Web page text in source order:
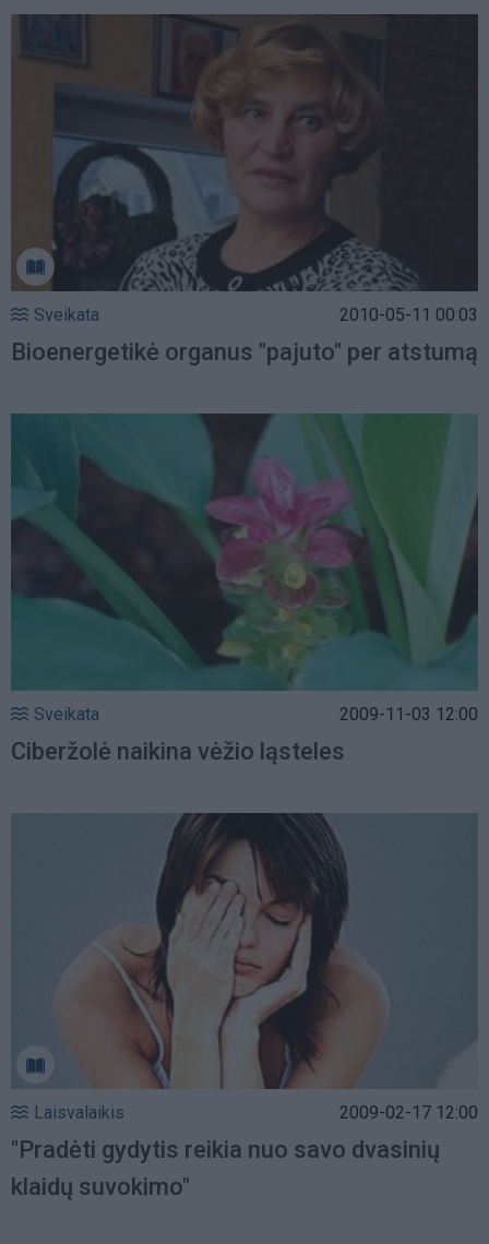
Sveikata 2010-05-11 00:03
Bioenergetikė organus "pajuto" per atstumą
Sveikata 2009-11-03 12:00
Ciberžolė naikina vėžio ląsteles
Laisvalaikis 2009-02-17 12:00
"Pradėti gydytis reikia nuo savo dvasinių
klaidų suvokimo"